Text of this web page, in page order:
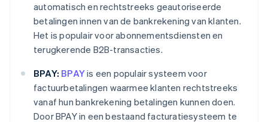
automatisch en rechtstreeks geautoriseerde
betalingen innen van de bankrekening van klanten.
Het is populair voor abonnementsdiensten en
terugkerende B2B-transacties.
BPAY: BPAYis een populair systeem voor
factuurbetalingen waarmee klanten rechtstreeks
vanaf hun bankrekening betalingen kunnen doen.
Door BPAY in een bestaand facturatiesysteem te